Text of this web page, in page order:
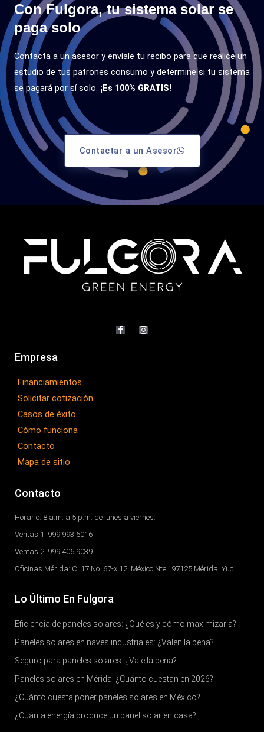
Con Fulgora, tu sistema solar se
paga solo
Contacta a un asesor y envíale tu recibo para que realice un
estudio de tus patrones consumo y determine si tu sistema
se pagará por sí solo. ¡Es 100% GRATIS!
Contactar a un Asesor
a
c
n
s
Empresa
Financiamientos
Solicitar cotización
Casos de éxito
Cómo funciona
Contacto
Mapa de sitio
Contacto
Horario: 8 a.m. a 5 p.m. de lunes a viernes.
Ventas 1: 999 993 6016
Ventas 2: 999 406 9039
Oficinas Mérida: C. 17 No. 67-x 12, México Nte., 97125 Mérida, Yuc.
Lo Último En Fulgora
Eficiencia de paneles solares: ¿Qué es y cómo maximizarla?
Paneles solares en naves industriales: ¿Valen la pena?
Seguro para paneles solares: ¿Vale la pena?
Paneles solares en Mérida: ¿Cuánto cuestan en 2026?
¿Cuánto cuesta poner paneles solares en México?
¿Cuánta energía produce un panel solar en casa?